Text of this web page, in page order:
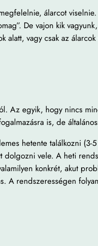
álarcot
De vajon kik
alatt, vagy csak az
Az egyik, hogy nincs
is, de
hetente találkozni (3-
vele. A heti
konkrét, akut
A rendszerességen